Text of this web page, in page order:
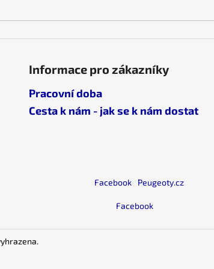
i
u
Informace pro zákazníky
Pracovní doba
Cesta k nám - jak se k nám dostat
Facebook Peugeoty.cz
Facebook